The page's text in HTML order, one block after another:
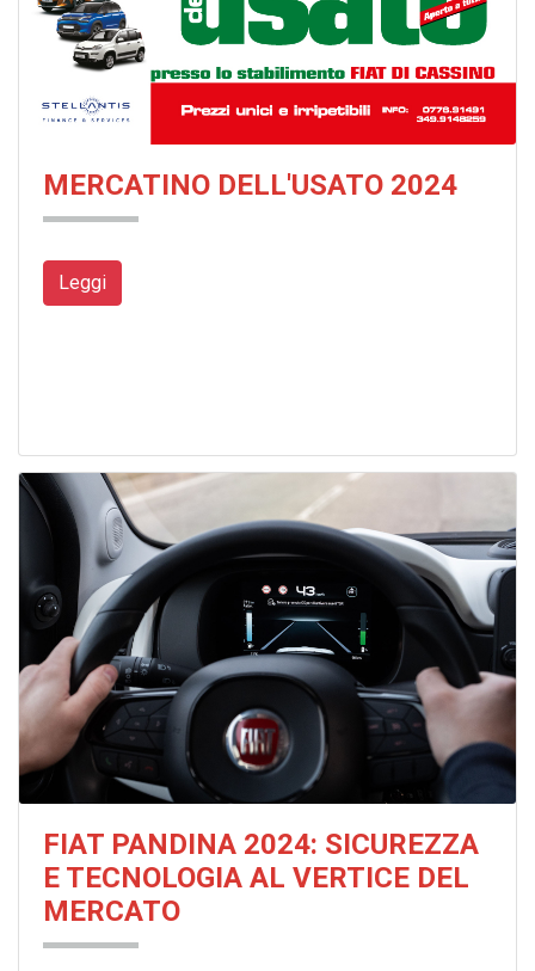
MERCATINO DELL'USATO 2024
Leggi
FIAT PANDINA 2024: SICUREZZA
E TECNOLOGIA AL VERTICE DEL
MERCATO